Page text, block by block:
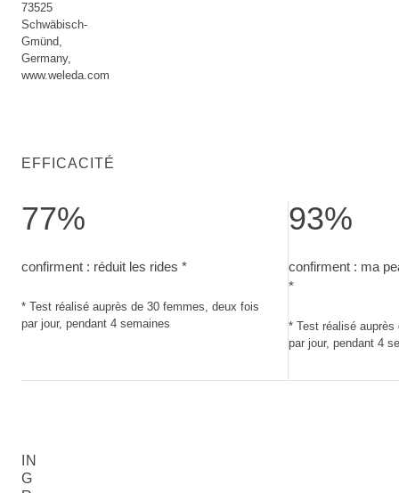
73525
Schwäbisch-
Gmünd,
Germany,
www.weleda.com
EFFICACITÉ
77%
confirment : réduit les rides *
* Test réalisé auprès de 30 femmes, deux fois
par jour, pendant 4 semaines
93%
confirment : ma
*
* Test réalisé
par jour, pendant 4
IN
G